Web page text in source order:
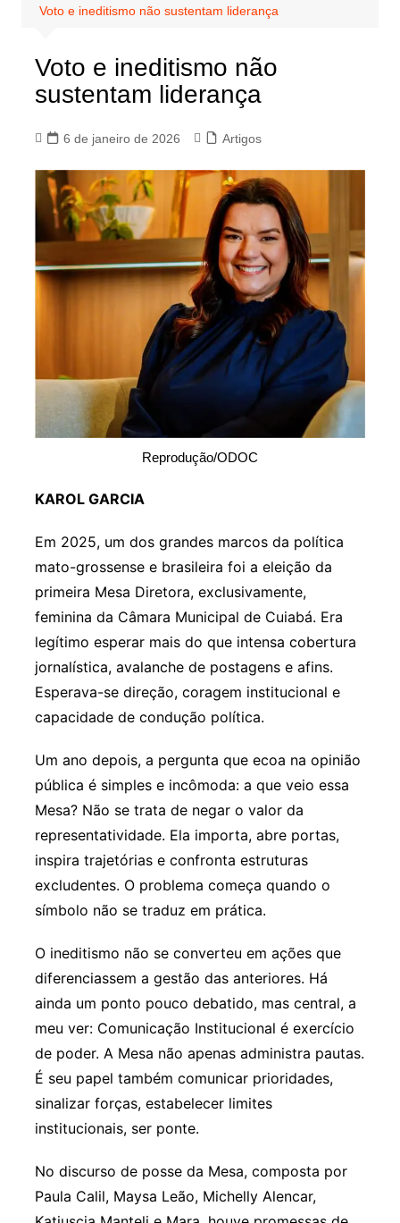
Voto e ineditismo não sustentam liderança
Voto e ineditismo não
sustentam liderança
6 de janeiro de 2026 Artigos
Reprodução/ODOC
KAROL GARCIA
Em 2025, um dos grandes marcos da política
mato-grossense e brasileira foi a eleição da
primeira Mesa Diretora, exclusivamente,
feminina da Câmara Municipal de Cuiabá. Era
legítimo esperar mais do que intensa cobertura
jornalística, avalanche de postagens e afins.
Esperava-se direção, coragem institucional e
capacidade de condução política.
Um ano depois, a pergunta que ecoa na opinião
pública é simples e incômoda: a que veio essa
Mesa? Não se trata de negar o valor da
representatividade. Ela importa, abre portas,
inspira trajetórias e confronta estruturas
excludentes. O problema começa quando o
símbolo não se traduz em prática.
O ineditismo não se converteu em ações que
diferenciassem a gestão das anteriores. Há
ainda um ponto pouco debatido, mas central, a
meu ver: Comunicação Institucional é exercício
de poder. A Mesa não apenas administra pautas.
É seu papel também comunicar prioridades,
sinalizar forças, estabelecer limites
institucionais, ser ponte.
No discurso de posse da Mesa, composta por
Paula Calil, Maysa Leão, Michelly Alencar,